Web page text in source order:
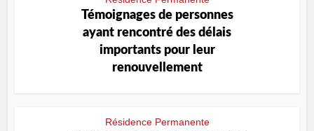
Témoignages de personnes
ayant rencontré des délais
importants pour leur
renouvellement
Résidence Permanente